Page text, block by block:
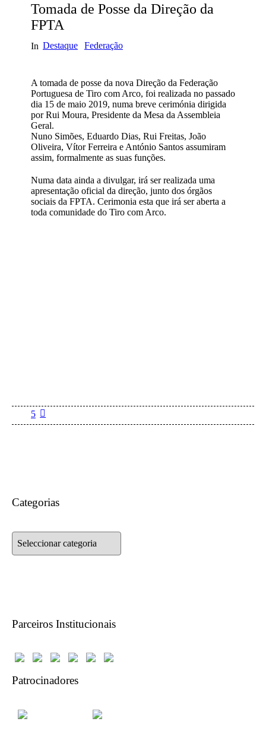
Tomada de Posse da Direção da
FPTA
In Destaque Federação
A tomada de posse da nova Direção da Federação
Portuguesa de Tiro com Arco, foi realizada no passado
dia 15 de maio 2019, numa breve cerimónia dirigida
por Rui Moura, Presidente da Mesa da Assembleia
Geral.
Nuno Simões, Eduardo Dias, Rui Freitas, João
Oliveira, Vítor Ferreira e António Santos assumiram
assim, formalmente as suas funções.
Numa data ainda a divulgar, irá ser realizada uma
apresentação oficial da direção, junto dos órgãos
sociais da FPTA. Cerimonia esta que irá ser aberta a
toda comunidade do Tiro com Arco.
5
Categorias
Categorias
Parceiros Institucionais
Patrocinadores